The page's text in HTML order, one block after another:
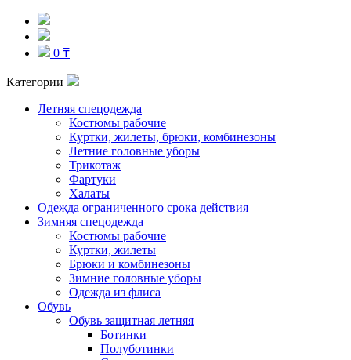
0 ₸
Категории
Летняя спецодежда
Костюмы рабочие
Куртки, жилеты, брюки, комбинезоны
Летние головные уборы
Трикотаж
Фартуки
Халаты
Одежда ограниченного срока действия
Зимняя спецодежда
Костюмы рабочие
Куртки, жилеты
Брюки и комбинезоны
Зимние головные уборы
Одежда из флиса
Обувь
Обувь защитная летняя
Ботинки
Полуботинки